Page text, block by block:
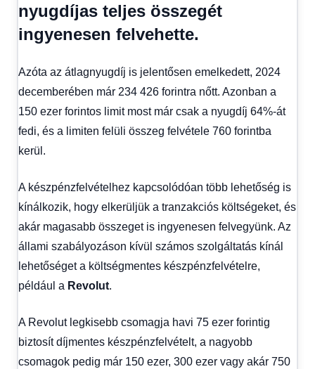
nyugdíjas teljes összegét
ingyenesen felvehette.
Azóta az átlagnyugdíj is jelentősen emelkedett, 2024
decemberében már 234 426 forintra nőtt. Azonban a
150 ezer forintos limit most már csak a nyugdíj 64%-át
fedi, és a limiten felüli összeg felvétele 760 forintba
kerül.
A készpénzfelvételhez kapcsolódóan több lehetőség is
kínálkozik, hogy elkerüljük a tranzakciós költségeket, és
akár magasabb összeget is ingyenesen felvegyünk. Az
állami szabályozáson kívül számos szolgáltatás kínál
lehetőséget a költségmentes készpénzfelvételre,
például a Revolut.
A Revolut legkisebb csomagja havi 75 ezer forintig
biztosít díjmentes készpénzfelvételt, a nagyobb
csomagok pedig már 150 ezer, 300 ezer vagy akár 750